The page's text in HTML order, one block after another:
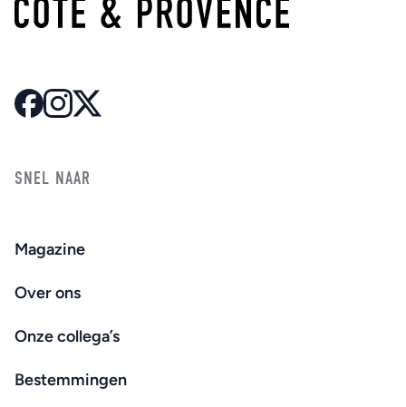
SNEL NAAR
Magazine
Over ons
Onze collega’s
Bestemmingen